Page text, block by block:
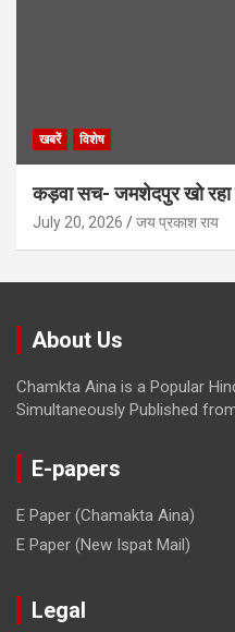
खबरें विशेष
कड़वा सच- जमशेदपुर खो रहा
July 20, 2026 जय प्रकाश राय
About Us
Chamkta Aina is a Popular
Simultaneously Published
E-papers
E Paper (Chamakta Aina)
E Paper (New Ispat Mail)
Legal